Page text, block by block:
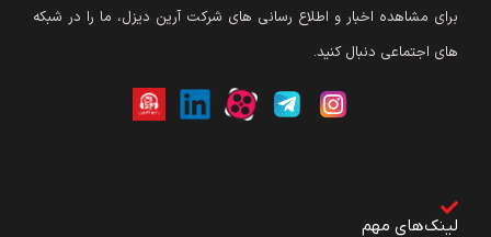
برای مشاهده اخبار و اطلاع رسانی های شرکت آرین دیزل، ما را در شبکه
های اجتماعی دنبال کنید.
لینک‌های مهم